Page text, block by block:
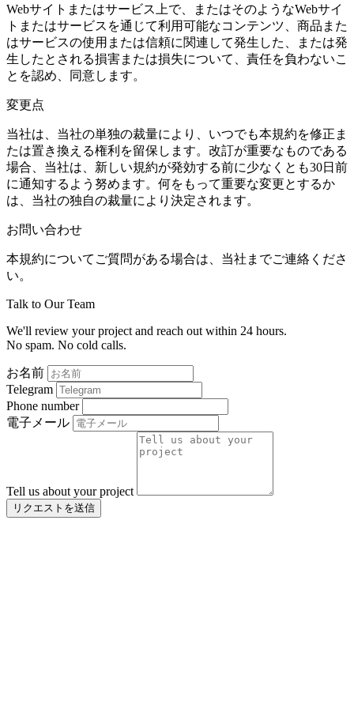
Webサイトまたはサービス上で、またはそのようなWebサイ
トまたはサービスを通じて利用可能なコンテンツ、商品また
はサービスの使用または信頼に関連して発生した、または発
生したとされる損害または損失について、責任を負わないこ
とを認め、同意します。
変更点
当社は、当社の単独の裁量により、いつでも本規約を修正ま
たは置き換える権利を留保します。改訂が重要なものである
場合、当社は、新しい規約が発効する前に少なくとも30日前
に通知するよう努めます。何をもって重要な変更とするか
は、当社の独自の裁量により決定されます。
お問い合わせ
本規約についてご質問がある場合は、当社までご連絡くださ
い。
Talk to Our Team
We'll review your project and reach out within 24 hours.
No spam. No cold calls.
お名前
Telegram
Phone number
電子メール
Tell us about your project
リクエストを送信